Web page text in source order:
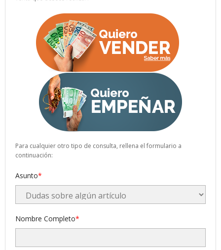
Para cualquier otro tipo de consulta, rellena el formulario a
continuación:
Asunto
Nombre Completo